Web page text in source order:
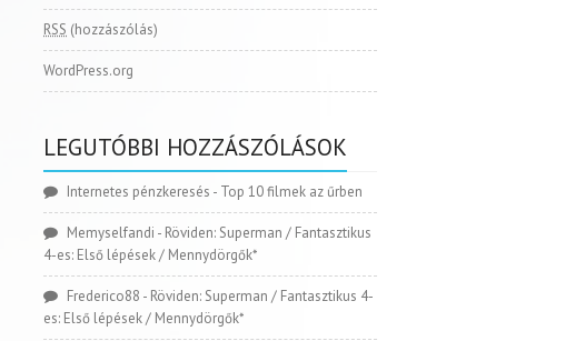
RSS (hozzászólás)
WordPress.org
LEGUTÓBBI HOZZÁSZÓLÁSOK
Internetes pénzkeresés - Top 10 filmek az űrben
Memyselfandi - Röviden: Superman / Fantasztikus
4-es: Első lépések / Mennydörgők*
Frederico88 - Röviden: Superman / Fantasztikus 4-
es: Első lépések / Mennydörgők*